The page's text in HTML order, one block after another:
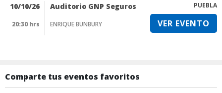
10/10/26 Auditorio GNP Seguros PUEBLA
20:30 hrs ENRIQUE BUNBURY VER EVENTO
Comparte tus eventos favoritos